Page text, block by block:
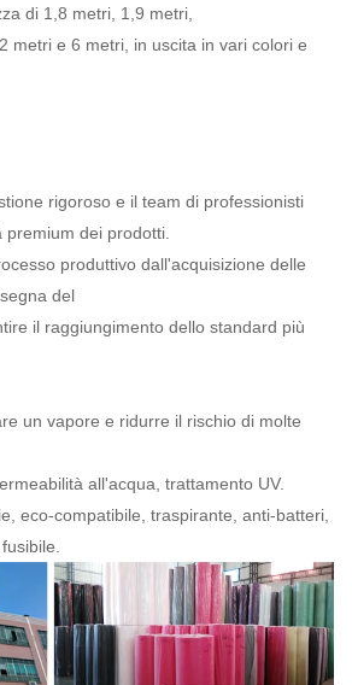
di 1,8 metri, 1,9 metri,
metri e 6 metri, in uscita in vari colori e
rigoroso e il team di professionisti
dei prodotti.
produttivo dall'acquisizione delle
del
il raggiungimento dello standard più
un vapore e ridurre il rischio di molte
all'acqua, trattamento UV.
eco-compatibile, traspirante, anti-batteri,